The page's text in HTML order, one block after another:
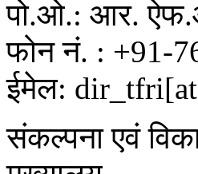
पो.ओ.: आर.
फोन नं. : +91-
ईमेल:
संकल्पना एवं